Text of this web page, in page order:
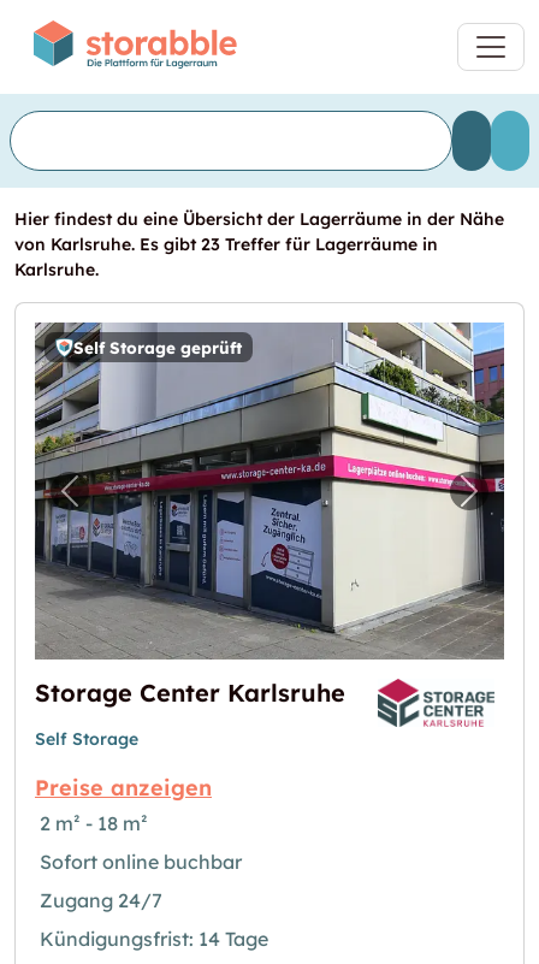
Hier findest du eine Übersicht der Lagerräume in der Nähe
von Karlsruhe. Es gibt 23 Treffer für Lagerräume in
Karlsruhe.
Self Storage geprüft
Vorheriges Bild für "Storage Center
Storage Center Karlsruhe
Self Storage
Preise anzeigen
2 m² - 18 m²
Sofort online buchbar
Zugang 24/7
Kündigungsfrist: 14 Tage